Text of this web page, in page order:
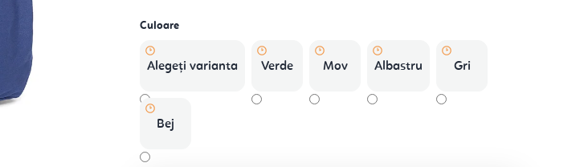
Culoare
Alegeţi varianta Verde Mov Albastru Gri
Bej